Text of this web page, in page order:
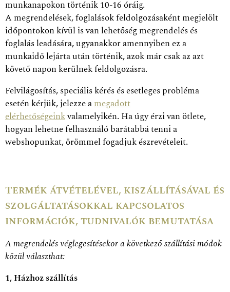
munkanapokon történik 10-16 óráig.
A megrendelések, foglalások feldolgozásaként megjelölt
időpontokon kívül is van lehetőség megrendelés és
foglalás leadására, ugyanakkor amennyiben ez a
munkaidő lejárta után történik, azok már csak az azt
követő napon kerülnek feldolgozásra.
Felvilágosítás, speciális kérés és esetleges probléma
esetén kérjük, jelezze amegadott
elérhetőségeinkvalamelyikén. Ha úgy érzi van ötlete,
hogyan lehetne felhasználó barátabbá tenni a
webshopunkat, örömmel fogadjuk észrevételeit.
Termék átvételével, kiszállításával és
szolgáltatásokkal kapcsolatos
információk, tudnivalók bemutatása
A megrendelés véglegesítésekor a következő szállítási módok
közül választhat:
1, Házhoz szállítás